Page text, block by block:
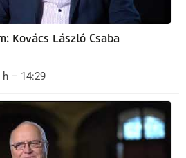
Kovács László Csaba
h – 14:29